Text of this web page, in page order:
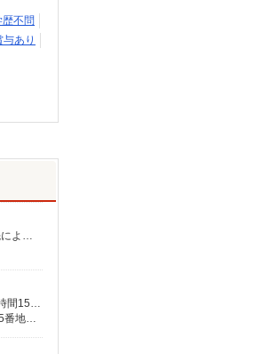
歴不問
あり
介護福祉士：時給1,600円〜2,125円 初任者以上：時給1,400円〜1,875円 無資格の方：時給1,300円〜1,750円 ※給与幅は勤務先による +交通費、諸手当（勤務先による） +0円で介護資格が取れる （別途規定） ★給与日払い制度あり！
月給239,000円〜 ★介護福祉士の方は資格手当20,000円／月 別途交通費支給（30,000円上限／月） 別途残業手当（月平均残業時間15時間）残業代全額支給
【在宅介護センター豊川】愛知県豊川市新宿町一丁目13番地 【在宅介護センター千種】愛知県名古屋市千種区覚王山通八丁目35番地 イマ－ジュ池下2D 【在宅介護センター尾張旭】愛知県尾張旭市瀬戸川町一丁目202番地 【在宅介護センター岡崎】愛知県岡崎市羽根東町二丁目8番地3 第2LAND PLAZA BILL101・102号室 【在宅介護センター刈谷】愛知県刈谷市東陽町三丁目68番地 東陽町鬼頭ビル1階北側 【在宅介護センター上名古屋】愛知県名古屋市西区上名古屋三丁目25番52 カサデナカノ1階